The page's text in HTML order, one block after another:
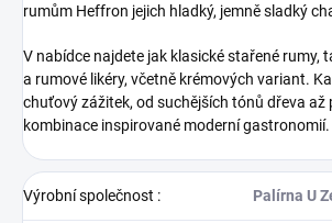
rumům Heffron jejich hladký, jemně sladký
V nabídce najdete jak klasické stařené rumy,
a rumové likéry, včetně krémových variant.
chuťový zážitek, od suchějších tónů dřeva až
kombinace inspirované moderní gastronomií.
Výrobní společnost : Palírna U